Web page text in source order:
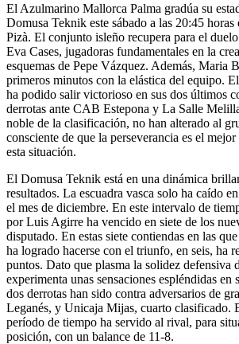
El Azulmarino Mallorca Palma gradúa su
Domusa Teknik este sábado a las 20:45
Pizà. El conjunto isleño recupera para el
Eva Cases, jugadoras fundamentales en la
esquemas de Pepe Vázquez. Además, Maria
primeros minutos con la elástica del equipo.
ha podido salir victorioso en sus dos últimos
derrotas ante CAB Estepona y La Salle
noble de la clasificación, no han alterado al
consciente de que la perseverancia es el
esta situación.
El Domusa Teknik está en una dinámica
resultados. La escuadra vasca solo ha caído
el mes de diciembre. En este intervalo de
por Luis Agirre ha vencido en siete de los
disputado. En estas siete contiendas en las
ha logrado hacerse con el triunfo, en seis, ha
puntos. Dato que plasma la solidez defensiva
experimenta unas sensaciones espléndidas en
dos derrotas han sido contra adversarios de
Leganés, y Unicaja Mijas, cuarto clasificado.
período de tiempo ha servido al rival, para
posición, con un balance de 11-8.